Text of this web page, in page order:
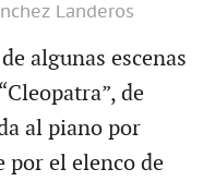
Landeros
algunas escenas
de
al piano por
por el elenco de